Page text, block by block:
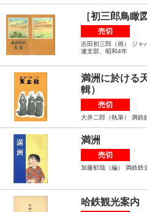
［初三郎鳥瞰
売切
吉田初三郎（画） ジャ
連支部、昭和4年
満洲に於ける
輯）
売切
大井二郎（執筆） 満鉄
満洲
売切
加藤郁哉（編） 満鉄鉄
哈鉄観光案内